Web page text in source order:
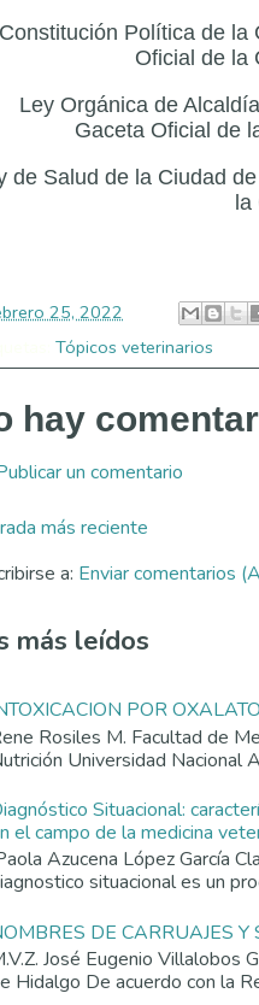
Constitución Política de la
Oficial de la
Ley Orgánica de
Gaceta Oficial de
de Salud de la Ciudad
25, 2022
Tópicos veterinarios
hay
un comentario
más reciente
a: Enviar comentarios
más leídos
POR
Rosiles M. Facultad de
Universidad Nacional
Situacional:
el campo de la medicina
Azucena López García
situacional es un
DE CARRUAJES Y
José Eugenio Villalobos
Hidalgo De acuerdo con la